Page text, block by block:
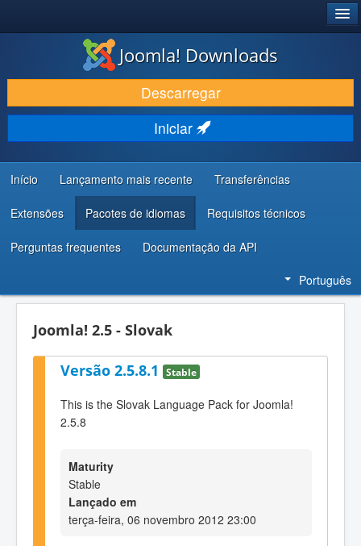
DESCARREGAR E EVOLUIR
DESCOBRIR E APRENDER
COMUNIDADE E SUPORTE
RECURSOS PARA PROGRAMADORES
Joomla! Downloads
Descarregar
Iniciar
Início Lançamento mais recente Transferências
Extensões Pacotes de idiomas Requisitos técnicos
Perguntas frequentes Documentação da API
Português
Joomla! 2.5 - Slovak
Versão 2.5.8.1 Stable
This is the Slovak Language Pack for Joomla!
2.5.8
Maturity
Stable
Lançado em
terça-feira, 06 novembro 2012 23:00